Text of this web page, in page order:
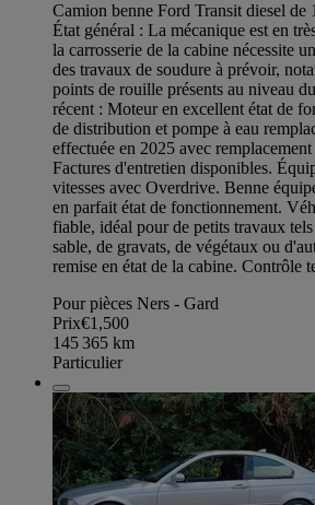
Camion benne Ford Transit diesel de
État général : La mécanique est en
la carrosserie de la cabine nécessite
des travaux de soudure à prévoir,
points de rouille présents au niveau
récent : Moteur en excellent état de
de distribution et pompe à eau
effectuée en 2025 avec
Factures d'entretien disponibles.
vitesses avec Overdrive. Benne
en parfait état de fonctionnement.
fiable, idéal pour de petits travaux
sable, de gravats, de végétaux ou
remise en état de la cabine. Contrôle
Pour pièces Ners - Gard
Prix€1,500
145 365 km
Particulier